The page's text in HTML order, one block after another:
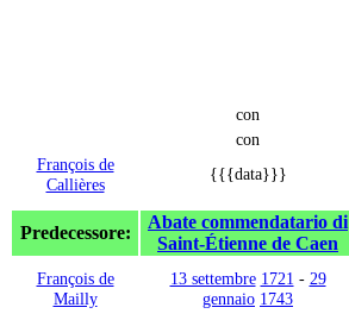
con
con
François de
Callières
{{{data}}}
Predecessore:
Abate commendatario di
Saint-Étienne de Caen
François de
Mailly
13 settembre 1721 - 29
gennaio 1743